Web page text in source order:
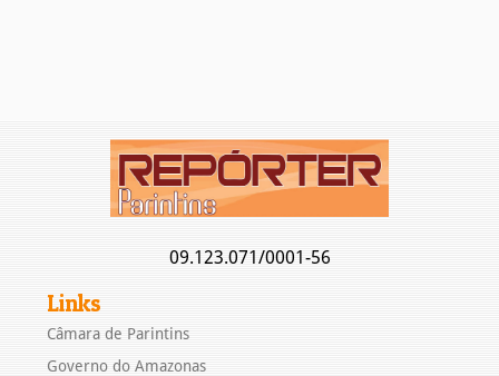
09.123.071/0001-56
Links
Câmara de Parintins
Governo do Amazonas